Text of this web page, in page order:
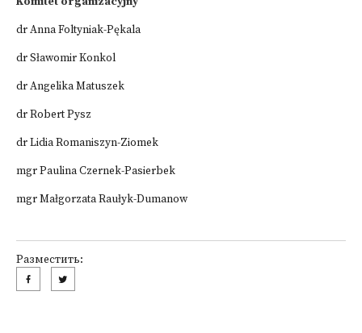
dr Anna Foltyniak-Pękala
dr Sławomir Konkol
dr Angelika Matuszek
dr Robert Pysz
dr Lidia Romaniszyn-Ziomek
mgr Paulina Czernek-Pasierbek
mgr Małgorzata Raułyk-Dumanow
Разместить: